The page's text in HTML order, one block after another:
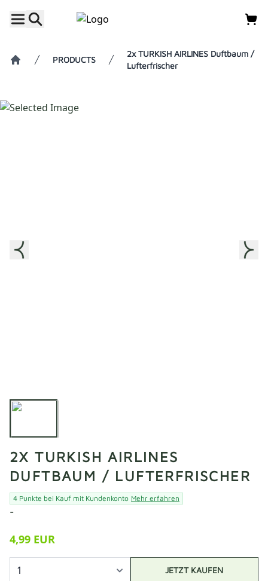
PRODUCTS
2x TURKISH AIRLINES Duftbaum /
Lufterfrischer
2X TURKISH AIRLINES
DUFTBAUM / LUFTERFRISCHER
4 Punkte bei Kauf mit Kundenkonto Mehr erfahren
-
4,99 EUR
JETZT KAUFEN